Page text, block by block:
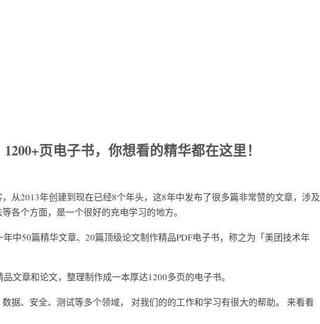
页电子书，你想看的精华都在这里！
从2013年创建到现在已经8个年头，这8年中发布了很多篇非常赞的文章，涉及
各个方面，是一个很好的充电学习的地方。
中50篇精华文章、20篇顶级论文制作精品PDF电子书，称之为「美团技术年
文章和论文，整理制作成一本厚达1200多页的电子书。
据、安全、测试等多个领域， 对我们的的工作和学习有很大的帮助。 来看看